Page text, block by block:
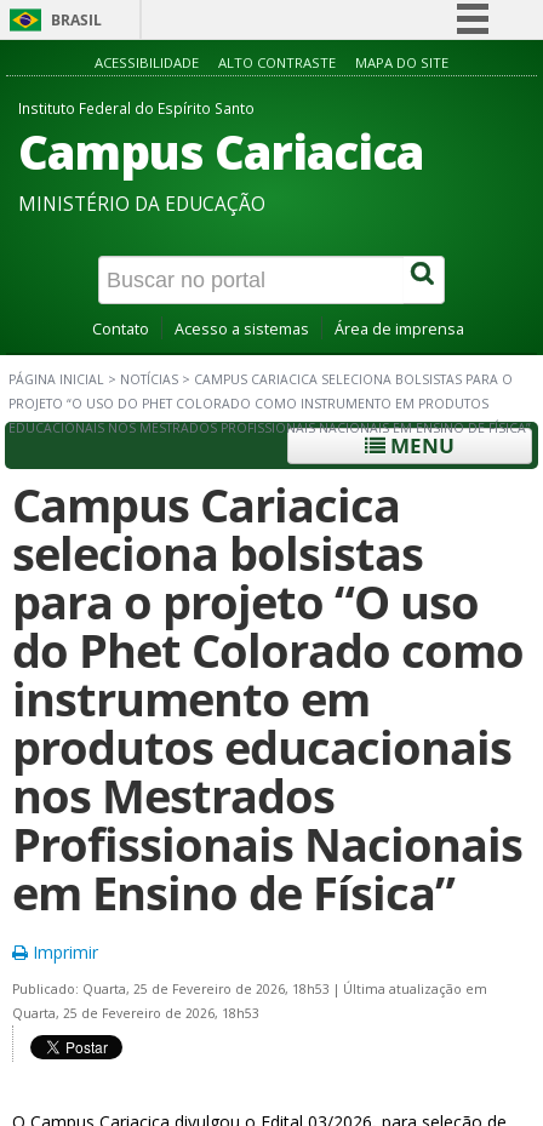
BRASIL
Simplifique!
Participe
Acesso à informação
Canais
ACESSIBILIDADE ALTO CONTRASTE MAPA DO SITE
Instituto Federal do Espírito Santo
Campus Cariacica
MINISTÉRIO DA EDUCAÇÃO
Contato Acesso a sistemas Área de imprensa
PÁGINA INICIAL > NOTÍCIAS > CAMPUS CARIACICA SELECIONA BOLSISTAS PARA O
PROJETO “O USO DO PHET COLORADO COMO INSTRUMENTO EM PRODUTOS
EDUCACIONAIS NOS MESTRADOS PROFISSIONAIS NACIONAIS EM ENSINO DE FÍSICA”
MENU
Campus Cariacica
seleciona bolsistas
para o projeto “O uso
do Phet Colorado como
instrumento em
produtos educacionais
nos Mestrados
Profissionais Nacionais
em Ensino de Física”
Imprimir
Publicado: Quarta, 25 de Fevereiro de 2026, 18h53 | Última atualização em
Quarta, 25 de Fevereiro de 2026, 18h53